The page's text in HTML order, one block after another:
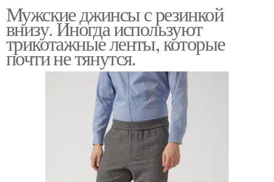
Мужские джинсы с резинкой
внизу. Иногда используют
трикотажные ленты, которые
почти не тянутся.